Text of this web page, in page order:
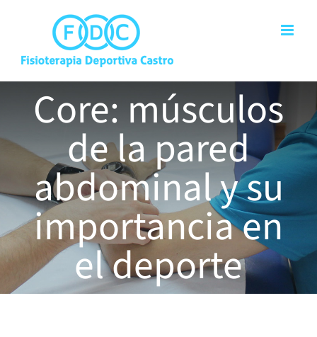
contenido
Core: músculos
de la pared
abdominal y su
importancia en
el deporte